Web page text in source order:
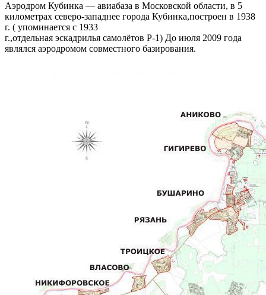
Аэродром Кубинка — авиабаза в Московской области, в 5
километрах северо-западнее города Кубинка,построен в 1938
г. ( упоминается с 1933
г.,отдельная эскадрилья самолётов Р-1) До июля 2009 года
являлся аэродромом совместного базирования.